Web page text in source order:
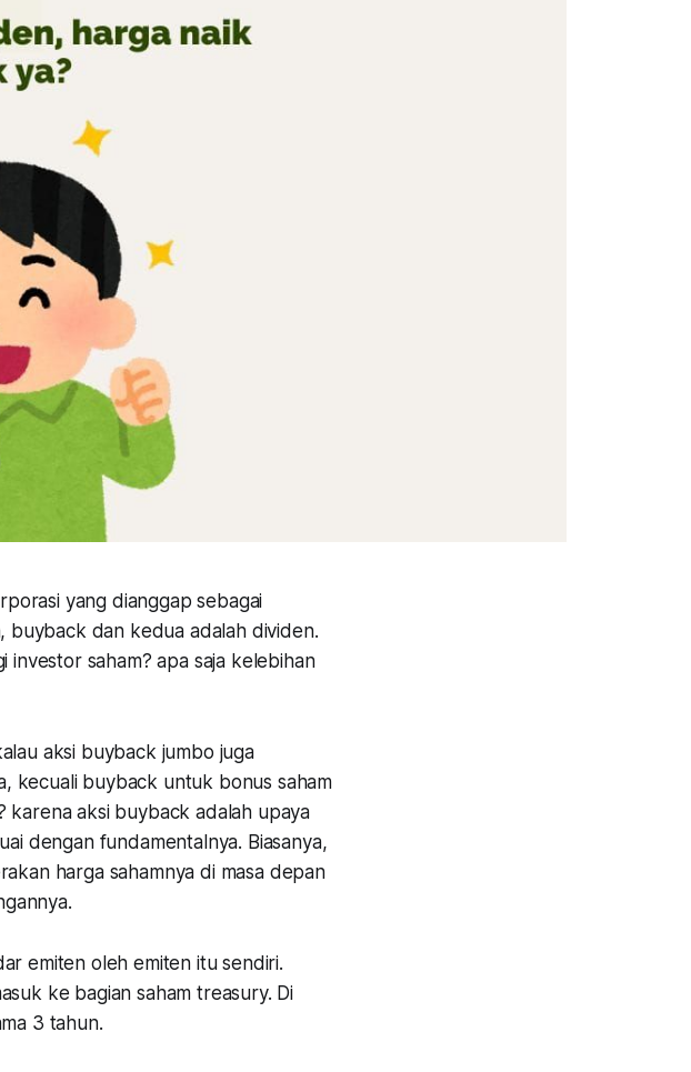
yang dianggap sebagai
buyback dan kedua adalah dividen.
investor saham? apa saja kelebihan
aksi buyback jumbo juga
kecuali buyback untuk bonus saham
karena aksi buyback adalah upaya
dengan fundamentalnya. Biasanya,
harga sahamnya di masa depan
emiten oleh emiten itu sendiri.
ke bagian saham treasury. Di
3 tahun.